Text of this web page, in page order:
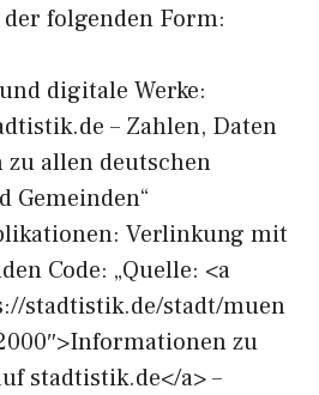
folgenden Form:
digitale Werke:
– Zahlen, Daten
zu allen deutschen
Gemeinden“
Verlinkung mit
Code: „Quelle: <a
stadtistik.de/stadt/muen
zu
stadtistik.de</a> –